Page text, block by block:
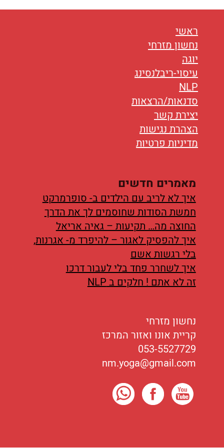
אורח חיים
בריאות
תזונה
טיפולים
עיסוי
ראשי
נחשון מזרחי
יוגה
עיסוי-ריבלנסינג
NLP
סדנאות/הרצאות
יצירת קשר
הצהרת נגישות
מדיניות פרטיות
מאמרים חדשים
איך לא לריב עם הילדים ב- סופרמרקט
חמשת הסודות שחוסמים לך את הדרך
החוצה מה… תקיעות – גאיה אריאל
איך להפסיק לאגור – להיפרד מ- אגרנות,
בלי רגשות אשם
איך לשחרר פחד בלי לעבור דרכו
זה לא אתם ! חלקים ב NLP
נחשון מזרחי
קריית אונו ואזור המרכז
053-5527729
nm.yoga@gmail.com